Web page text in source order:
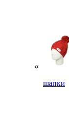
шапки